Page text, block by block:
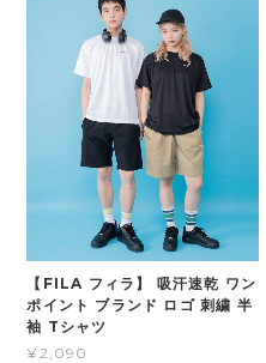
【FILA フィラ】 吸汗速乾 ワン
ポイント ブランド ロゴ 刺繍 半
袖 Tシャツ
¥2,090